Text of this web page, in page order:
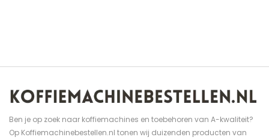
Ben je op zoek naar koffiemachines en toebehoren van A-kwaliteit?
Op Koffiemachinebestellen.nl tonen wij duizenden producten van